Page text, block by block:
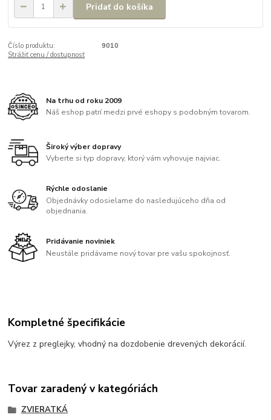
Pridať do košíka
Číslo produktu:
9010
Strážiť cenu / dostupnosť
Na trhu od roku 2009
Náš eshop patrí medzi prvé eshopy s podobným tovarom.
Široký výber dopravy
Vyberte si typ dopravy, ktorý vám vyhovuje najviac.
Rýchle odoslanie
Objednávky odosielame do nasledujúceho dňa od
objednania.
Pridávanie noviniek
Neustále pridávame nový tovar pre vašu spokojnosť.
Kompletné špecifikácie
Výrez z preglejky, vhodný na dozdobenie drevených dekorácií.
Tovar zaradený v kategóriách
ZVIERATKÁ